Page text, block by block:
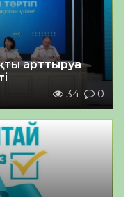
арттыруға
34 0